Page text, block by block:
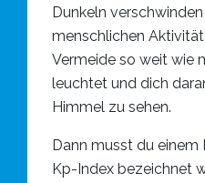
Dunkeln
menschlichen
Vermeide so weit wie
leuchtet und dich
Himmel zu sehen.
Dann musst du einem
Kp-Index bezeichnet